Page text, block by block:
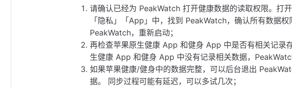
请确认已经为 PeakWatch 打开健康数据的读取权限。打
「隐私」「App」中，找到 PeakWatch，确认所有数据
PeakWatch，重新启动；
再检查苹果原生健康 App 和健身 App 中是否有相关记录
生健康 App 和健身 App 中没有记录相关数据，
如果苹果健康/健身中的数据完整，可以后台退出
据。 同步过程可能有延迟，可以多试几次；